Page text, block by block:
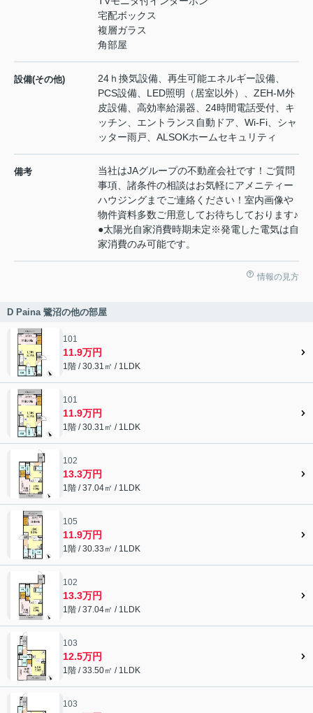
宅配ボックス
複層ガラス
角部屋
設備(その他)
24ｈ換気設備、再生可能エネルギー設備、
PCS設備、LED照明（居室以外）、ZEH-M外
皮設備、高効率給湯器、24時間電話受付、キ
ッチン、エントランス自動ドア、Wi-Fi、シャ
ッター雨戸、ALSOKホームセキュリティ
備考
当社はJAグループの不動産会社です！ご質問
事項、諸条件の相談はお気軽にアメニティー
ハウジングまでご連絡ください！室内画像や
物件資料多数ご用意してお待ちしております♪
●太陽光自家消費時期未定※発電した電気は自
家消費のみ可能です。
情報の見方
D Paina 鷺沼の他の部屋
101
11.9万円
1階 / 30.31㎡ / 1LDK
101
11.9万円
1階 / 30.31㎡ / 1LDK
102
13.3万円
1階 / 37.04㎡ / 1LDK
105
11.9万円
1階 / 30.33㎡ / 1LDK
102
13.3万円
1階 / 37.04㎡ / 1LDK
103
12.5万円
1階 / 33.50㎡ / 1LDK
103